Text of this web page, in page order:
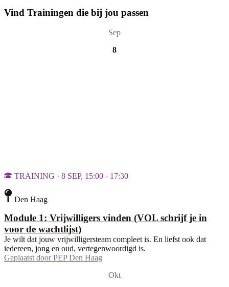
Vind Trainingen die bij jou passen
Sep
8
TRAINING · 8 SEP, 15:00 - 17:30
Den Haag
Module 1: Vrijwilligers vinden (VOL schrijf je in
voor de wachtlijst)
Je wilt dat jouw vrijwilligersteam compleet is. En liefst ook dat
iedereen, jong en oud, vertegenwoordigd is.
Geplaatst door PEP Den Haag
Okt